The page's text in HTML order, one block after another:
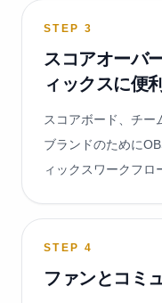
STEP 3
スコアオーバ
ィックスに便利
スコアボード、チー
ブランドのために
ィックスワークフロ
STEP 4
ファンとコミ